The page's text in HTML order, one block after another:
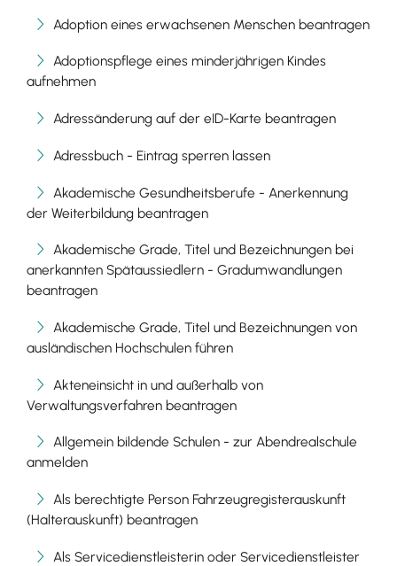
Adoption eines erwachsenen Menschen beantragen
Adoptionspflege eines minderjährigen Kindes
aufnehmen
Adressänderung auf der eID-Karte beantragen
Adressbuch - Eintrag sperren lassen
Akademische Gesundheitsberufe - Anerkennung
der Weiterbildung beantragen
Akademische Grade, Titel und Bezeichnungen bei
anerkannten Spätaussiedlern - Gradumwandlungen
beantragen
Akademische Grade, Titel und Bezeichnungen von
ausländischen Hochschulen führen
Akteneinsicht in und außerhalb von
Verwaltungsverfahren beantragen
Allgemein bildende Schulen - zur Abendrealschule
anmelden
Als berechtigte Person Fahrzeugregisterauskunft
(Halterauskunft) beantragen
Als Servicedienstleisterin oder Servicedienstleister